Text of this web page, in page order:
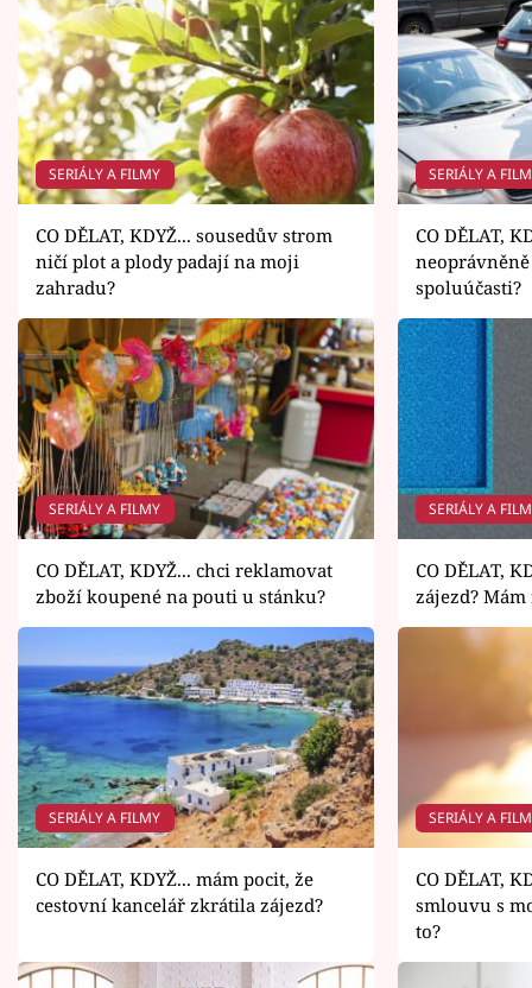
SERIÁLY A FILMY
CO DĚLAT, KDYŽ... sousedův strom
ničí plot a plody padají na moji
zahradu?
SERIÁLY A
CO DĚLAT,
spoluúčasti?
SERIÁLY A FILMY
CO DĚLAT, KDYŽ... chci reklamovat
zboží koupené na pouti u stánku?
SERIÁLY A
CO DĚLAT,
zájezd?
SERIÁLY A FILMY
CO DĚLAT, KDYŽ... mám pocit, že
cestovní kancelář zkrátila zájezd?
SERIÁLY A
CO DĚLAT,
smlouvu s
to?